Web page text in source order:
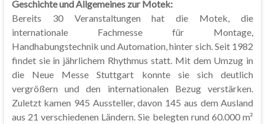
Geschichte und Allgemeines zur Motek:
Bereits 30 Veranstaltungen hat die Motek, die
internationale Fachmesse für Montage,
Handhabungstechnik und Automation, hinter sich. Seit 1982
findet sie in jährlichem Rhythmus statt. Mit dem Umzug in
die Neue Messe Stuttgart konnte sie sich deutlich
vergrößern und den internationalen Bezug verstärken.
Zuletzt kamen 945 Aussteller, davon 145 aus dem Ausland
aus 21 verschiedenen Ländern. Sie belegten rund 60.000 m²